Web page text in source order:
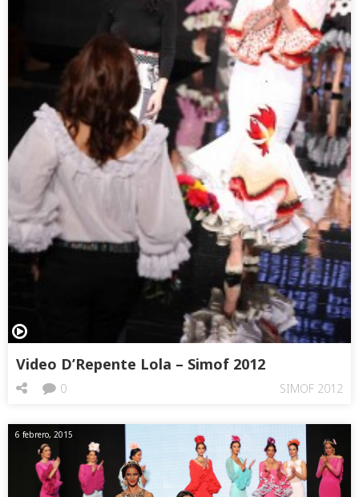
Video D’Repente Lola – Simof 2012
SIMOF 2012
0
6 febrero, 2015